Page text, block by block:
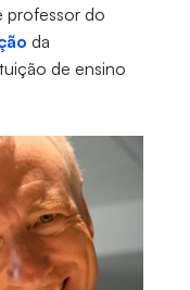
professor do
da
de ensino